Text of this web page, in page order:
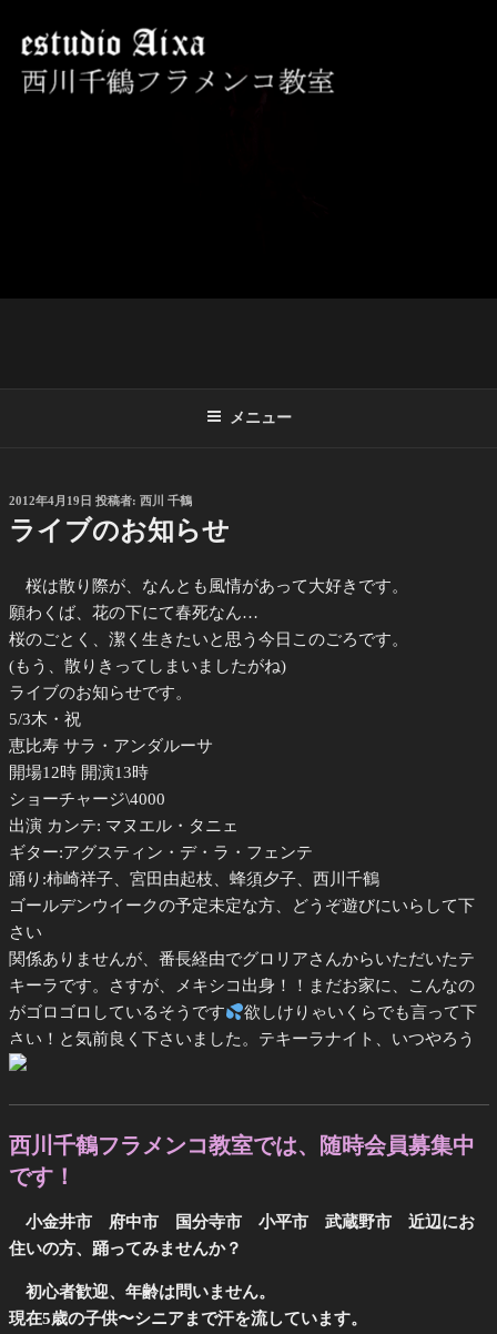
メニュー
投
稿
日:
2012年4月19日 投稿者: 西川 千鶴
ライブのお知らせ
桜は散り際が、なんとも風情があって大好きです。
願わくば、花の下にて春死なん…
桜のごとく、潔く生きたいと思う今日このごろです。
(もう、散りきってしまいましたがね)
ライブのお知らせです。
5/3木・祝
恵比寿 サラ・アンダルーサ
開場12時 開演13時
ショーチャージ\4000
出演 カンテ: マヌエル・タニェ
ギター:アグスティン・デ・ラ・フェンテ
踊り:柿崎祥子、宮田由起枝、蜂須夕子、西川千鶴
ゴールデンウイークの予定未定な方、どうぞ遊びにいらして下
さい
関係ありませんが、番長経由でグロリアさんからいただいたテ
キーラです。さすが、メキシコ出身！！まだお家に、こんなの
がゴロゴロしているそうです
欲しけりゃいくらでも言って下
さい！と気前良く下さいました。テキーラナイト、いつやろう
西川千鶴フラメンコ教室では、随時会員募集中
です！
小金井市 府中市 国分寺市 小平市 武蔵野市 近辺にお
住いの方、踊ってみませんか？
初心者歓迎、年齢は問いません。
現在5歳の子供〜シニアまで汗を流しています。